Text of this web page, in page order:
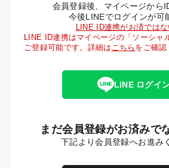
会員登録後、マイページから
今後LINEでログインが可
LINE ID連携がお済では
LINE ID連携はマイページの「ソーシャ
ご登録可能です。詳細は こちら をご確認
LINE ログイ
まだ会員登録がお済みで
下記より会員登録へお進み